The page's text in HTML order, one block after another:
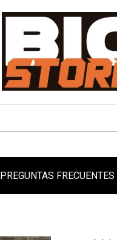
PREGUNTAS FRECUENTES